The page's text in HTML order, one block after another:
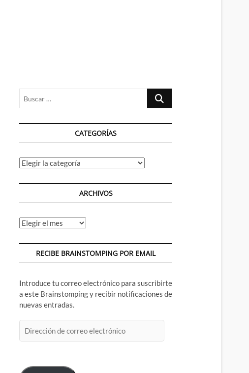
Buscar
CATEGORÍAS
Categorías
ARCHIVOS
Archivos
RECIBE BRAINSTOMPING POR EMAIL
Introduce tu correo electrónico para suscribirte
a este Brainstomping y recibir notificaciones de
nuevas entradas.
de